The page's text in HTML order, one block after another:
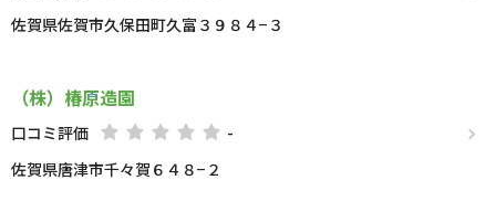
佐賀県佐賀市久保田町久富３９８４−３
（株）椿原造園
口コミ評価
-
佐賀県唐津市千々賀６４８−２